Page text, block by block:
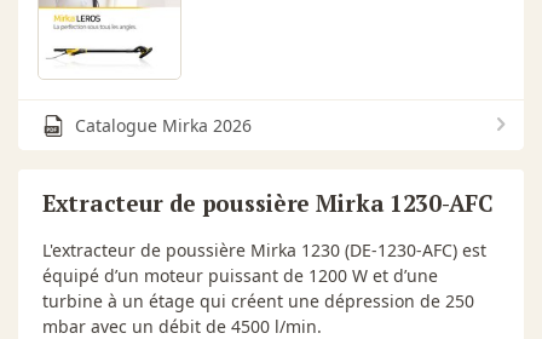
Catalogue Mirka 2026
Extracteur de poussière Mirka 1230-AFC
L'extracteur de poussière Mirka 1230 (DE-1230-AFC) est
équipé d’un moteur puissant de 1200 W et d’une
turbine à un étage qui créent une dépression de 250
mbar avec un débit de 4500 l/min.